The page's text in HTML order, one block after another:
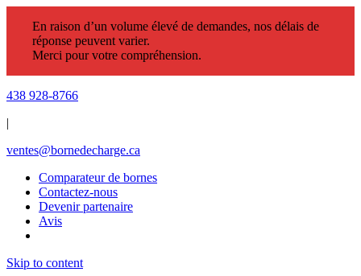
En raison d’un volume élevé de demandes, nos délais de
réponse peuvent varier.
Merci pour votre compréhension.
438 928-8766
|
ventes@bornedecharge.ca
Comparateur de bornes
Contactez-nous
Devenir partenaire
Avis
Skip to content